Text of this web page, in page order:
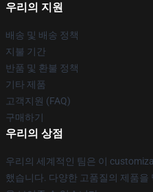
우리의 지원
배송 및 배송 정책
지불 기간
반품 및 환불 정책
기타 제품
고객지원 (FAQ)
구매하기
우리의 상점
우리의 세계적인 팀은 이
했습니다. 다양한 고품질의 제품